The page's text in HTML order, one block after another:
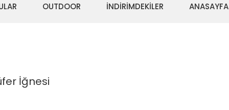
OUTDOOR İNDİRİMDEKİLER ANASAYFA
İğnesi